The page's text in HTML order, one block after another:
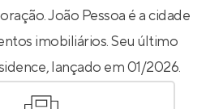
João Pessoa é a cidade
imobiliários. Seu último
, lançado em 01/2026.